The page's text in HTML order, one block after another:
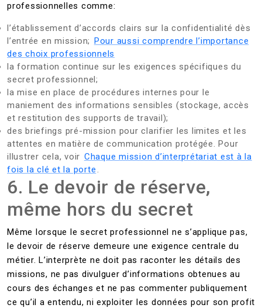
professionnelles comme:
l’établissement d’accords clairs sur la confidentialité dès
l’entrée en mission; Pour aussi comprendre l’importance
des choix professionnels
la formation continue sur les exigences spécifiques du
secret professionnel;
la mise en place de procédures internes pour le
maniement des informations sensibles (stockage, accès
et restitution des supports de travail);
des briefings pré-mission pour clarifier les limites et les
attentes en matière de communication protégée. Pour
illustrer cela, voir Chaque mission d’interprétariat est à la
fois la clé et la porte .
6. Le devoir de réserve,
même hors du secret
Même lorsque le secret professionnel ne s’applique pas,
le devoir de réserve demeure une exigence centrale du
métier. L’interprète ne doit pas raconter les détails des
missions, ne pas divulguer d’informations obtenues au
cours des échanges et ne pas commenter publiquement
ce qu’il a entendu, ni exploiter les données pour son profit